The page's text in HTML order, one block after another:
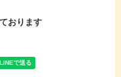
おります